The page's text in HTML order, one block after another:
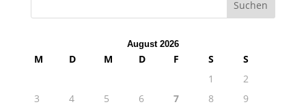
August 2026
M D M D F S
S
1
2
3
4 5 6 7 8
9